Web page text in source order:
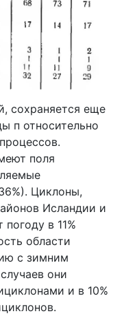
сохраняется еще
п относительно
поля
Циклоны,
Исландии и
в 11%
области
с зимним
они
и в 10%